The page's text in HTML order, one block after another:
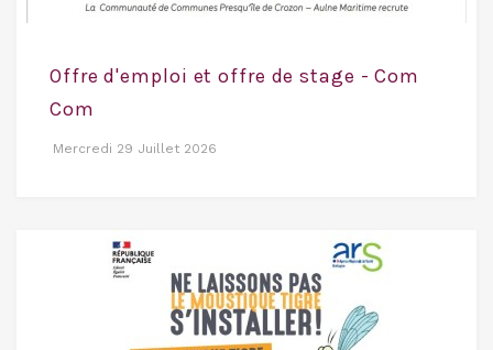
Offre d'emploi et offre de stage - Com
Com
Mercredi 29 Juillet 2026